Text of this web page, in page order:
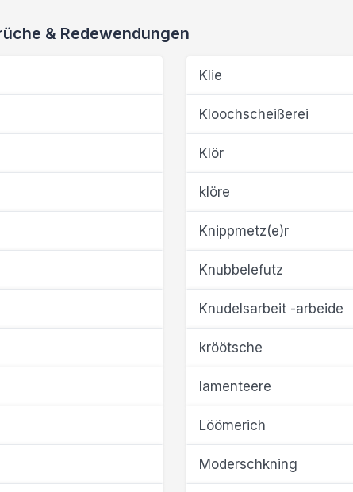
& Redewendungen
Klie
Kloochscheißerei
Klör
klöre
Knippmetz(e)r
Knubbelefutz
Knudelsarbeit -arbeide
kröötsche
lamenteere
Löömerich
Moderschkning